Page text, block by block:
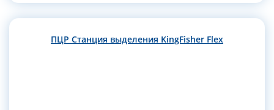
ПЦР Станция выделения KingFisher Flex